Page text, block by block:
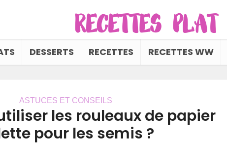
DESSERTS RECETTES RECETTES WW
ASTUCES ET CONSEILS
les rouleaux de papier
pour les semis ?